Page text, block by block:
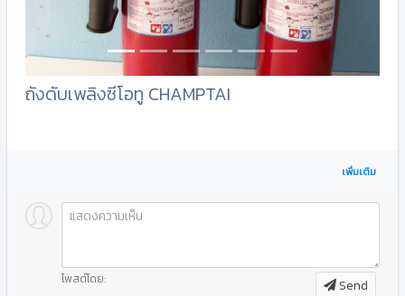
ถังดับเพลิงซีโอทู CHAMPTAI
เพิ่มเติม
โพสต์โดย: Send